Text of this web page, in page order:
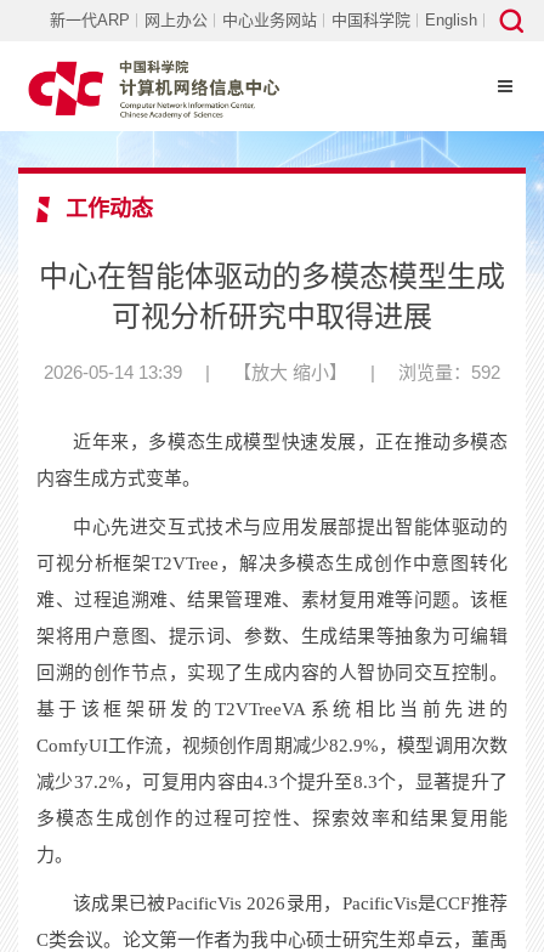
新一代ARP 网上办公 中心业务网站 中国科学院 English
工作动态
中心在智能体驱动的多模态模型生成
可视分析研究中取得进展
2026-05-14 13:39 【放大 缩小】 浏览量：592
近年来，多模态生成模型快速发展，正在推动多模态
内容生成方式变革。
中心先进交互式技术与应用发展部提出智能体驱动的
可视分析框架T2VTree ，解决多模态生成创作中意图转化
难、过程追溯难、结果管理难、素材复用难等问题。该框
架将用户意图、提示词、参数、生成结果等抽象为可编辑
回溯的创作节点，实现了生成内容的人智协同交互控制。
基于该框架研发的T2VTreeVA 系统相比当前先进的
ComfyUI工作流，视频创作周期减少82.9%，模型调用次数
减少37.2%，可复用内容由4.3个提升至8.3个，显著提升了
多模态生成创作的过程可控性、探索效率和结果复用能
力。
该成果已被PacificVis 2026录用， PacificVis是CCF推荐
C类会议。论文第一作者为我中心硕士研究生郑卓云，董禹